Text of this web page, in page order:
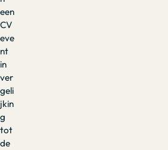
een
CV
eve
nt
in
ver
geli
jkin
g
tot
de